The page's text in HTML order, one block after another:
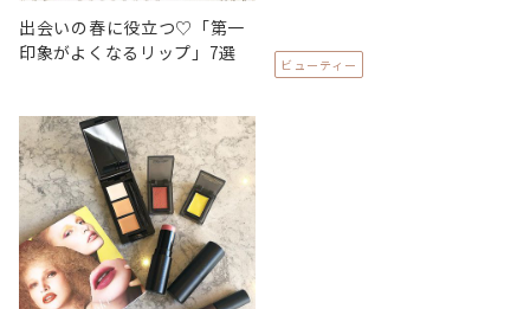
出会いの春に役立つ♡「第一
印象がよくなるリップ」7選
ビューティー